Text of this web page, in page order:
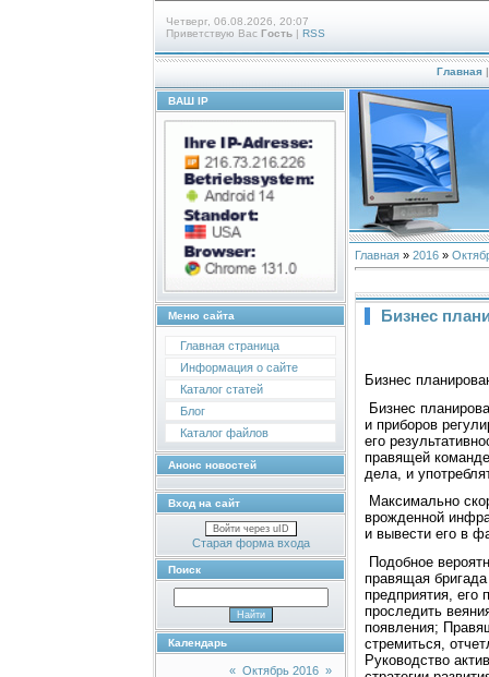
Четверг, 06.08.2026, 20:07
Приветствую Вас Гость | RSS
Главная
ВАШ IP
Меню сайта
Главная страница
Информация о сайте
Каталог статей
Блог
Каталог файлов
Анонс новостей
Вход на сайт
Войти через uID
Старая форма входа
Поиск
Календарь
« Октябрь 2016 »
Главная » 2016 »
Бизнес
Бизнес
Бизнес
и приборов
его
правящей
дела, и
Максимально
врожденной
и вывести его в
Подобное
правящая
предприятия, его
проследить
появления;
стремиться,
Руководство